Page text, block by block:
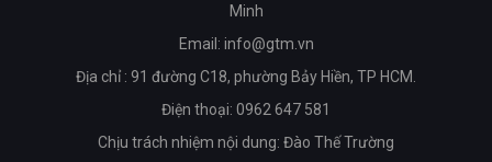
Minh
Email: info@gtm.vn
Địa chỉ : 91 đường C18, phường Bảy Hiền, TP HCM.
Điện thoại: 0962 647 581
Chịu trách nhiệm nội dung: Đào Thế Trường